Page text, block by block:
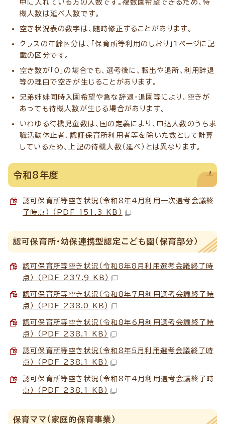
中に入れている方の人数です。複数園希望できるため、待
機人数は延べ人数です。
空き状況表の数字は、随時修正することがあります。
クラスの年齢区分は、「保育所等利用のしおり」1ページに記
載の区分です。
空き数が「0」の場合でも、選考後に、転出や退所、利用辞退
等の理由で空きが生じることがあります。
兄弟姉妹同時入園希望や急な辞退・退園等により、空きが
あっても待機人数が生じる場合があります。
いわゆる待機児童数は、国の定義により、申込人数のうち求
職活動休止者、認証保育所利用者等を除いた数として計算
しているため、上記の待機人数（延べ）とは異なります。
令和8年度
認可保育所等空き状況（令和8年4月利用一次選考会議終
了時点） （PDF 151.3 KB）
認可保育所・幼保連携型認定こども園（保育部分）
認可保育所等空き状況（令和8年8月利用選考会議終了時
点） （PDF 237.9 KB）
認可保育所等空き状況（令和8年7月利用選考会議終了時
点） （PDF 238.0 KB）
認可保育所等空き状況（令和8年6月利用選考会議終了時
点） （PDF 238.1 KB）
認可保育所等空き状況（令和8年5月利用選考会議終了時
点） （PDF 238.1 KB）
認可保育所等空き状況（令和8年4月利用選考会議終了時
点） （PDF 238.1 KB）
保育ママ（家庭的保育事業）